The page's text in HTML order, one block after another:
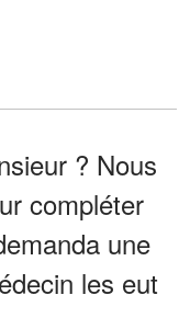
? Nous
compléter
une
les eut